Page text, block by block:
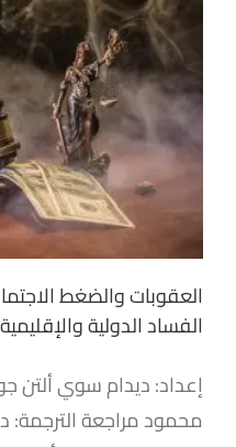
العقوبات والضغط
الفساد الدولية والإقليمية
إعداد: ديدام سوي ألتن
محمود مراجعة